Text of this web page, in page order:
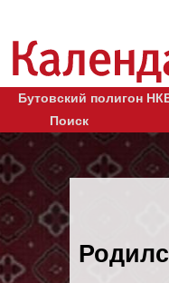
Бутовский полигон
Поиск